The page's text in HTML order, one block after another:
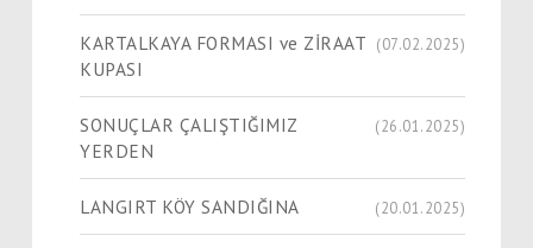
KARTALKAYA FORMASI ve ZİRAAT
KUPASI
(07.02.2025)
SONUÇLAR ÇALIŞTIĞIMIZ
YERDEN
(26.01.2025)
LANGIRT KÖY SANDIĞINA (20.01.2025)